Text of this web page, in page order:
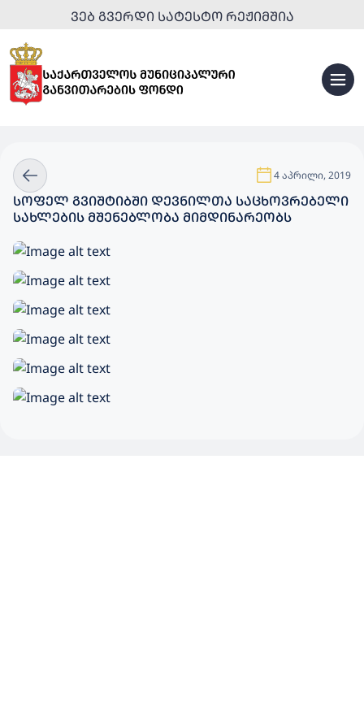
ᲕᲔᲑ ᲒᲕᲔᲠᲓᲘ ᲡᲐᲢᲔᲡᲢᲝ ᲠᲔᲟᲘᲛᲨᲘᲐ
4 აპრილი, 2019
ᲡᲝᲤᲔᲚ ᲒᲕᲘᲨᲢᲘᲑᲨᲘ ᲓᲔᲕᲜᲘᲚᲗᲐ ᲡᲐᲪᲮᲝᲕᲠᲔᲑᲔᲚᲘ
ᲡᲐᲮᲚᲔᲑᲘᲡ ᲛᲨᲔᲜᲔᲑᲚᲝᲑᲐ ᲛᲘᲛᲓᲘᲜᲐᲠᲔᲝᲑᲡ